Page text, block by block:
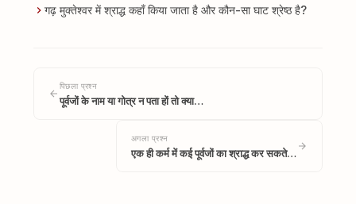
गढ़ मुक्तेश्वर में श्राद्ध कहाँ किया जाता है और कौन-सा घाट श्रेष्ठ है?
पिछला प्रश्न
पूर्वजों के नाम या गोत्र न पता हों तो क्या…
अगला प्रश्न
एक ही कर्म में कई पूर्वजों का श्राद्ध कर सकते…